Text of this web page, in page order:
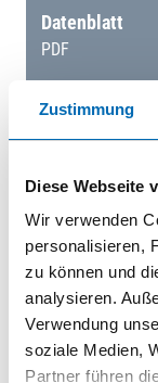
Zustimmung
Diese Webseite
Wir verwenden
personalisieren,
zu können und
analysieren.
Verwendung
soziale Medien,
Partner führen
Datenblatt
PDF
PDF
Datenblatt
PDF